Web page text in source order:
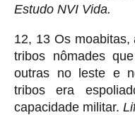
Estudo NVI Vida.
12, 13 Os moabitas,
tribos nômades
outras no leste e
tribos era
capacidade militar.